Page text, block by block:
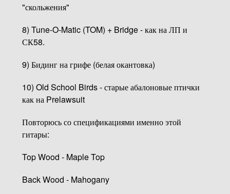
"скольжения"
8) Tune-O-Matic (TOM) + Bridge - как на ЛП и
СК58.
9) Бидинг на грифе (белая окантовка)
10) Old School Birds - старые абалоновые птички
как на Prelawsuit
Повторюсь со спецификациями именно этой
гитары:
Top Wood - Maple Top
Back Wood - Mahogany